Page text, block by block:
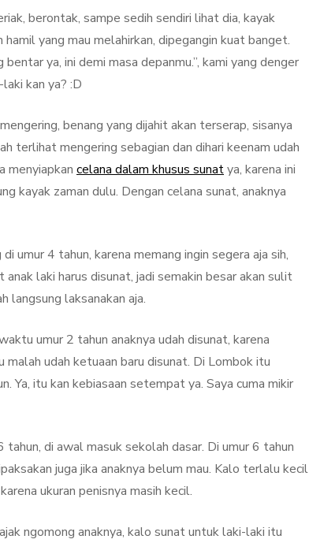
berontak, sampe sedih sendiri lihat dia, kayak
yang mau melahirkan, dipegangin kuat banget.
ya, ini demi masa depanmu.”, kami yang denger
kan ya? :D
benang yang dijahit akan terserap, sisanya
terlihat mengering sebagian dan dihari keenam udah
menyiapkan celana dalam khusus sunatya, karena ini
kayak zaman dulu. Dengan celana sunat, anaknya
umur 4 tahun, karena memang ingin segera aja sih,
laki harus disunat, jadi semakin besar akan sulit
langsung laksanakan aja.
umur 2 tahun anaknya udah disunat, karena
udah ketuaan baru disunat. Di Lombok itu
Ya, itu kan kebiasaan setempat ya. Saya cuma mikir
di awal masuk sekolah dasar. Di umur 6 tahun
juga jika anaknya belum mau. Kalo terlalu kecil
ukuran penisnya masih kecil.
ngomong anaknya, kalo sunat untuk laki-laki itu